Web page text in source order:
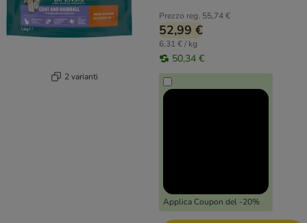
2 varianti
Prezzo reg. 55,74 €
52,99 €
6,31 € / kg
50,34 €
Applica Coupon del -20%